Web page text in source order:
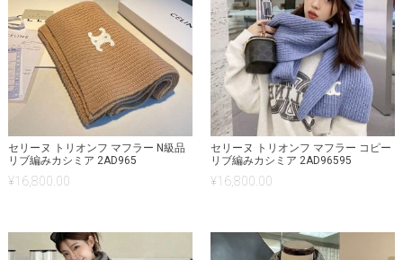
セリーヌ トリオンフ マフラー N級品
リブ編みカシミア 2AD965
¥16,800.00
セリーヌ トリオンフ マフラー コピー
リブ編みカシミア 2AD96595
¥16,800.00